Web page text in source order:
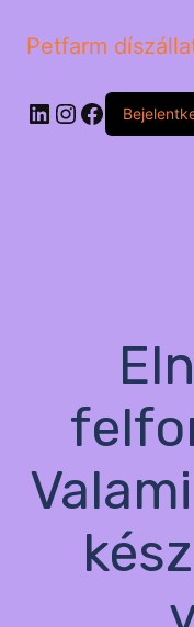
Petfarm
LinkedIn
Instagram